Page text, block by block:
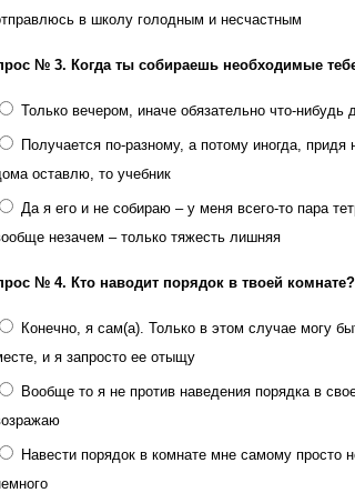
в школу голодным и несчастным
№ 3. Когда ты собираешь необходимые
Только вечером, иначе обязательно что-нибудь
Получается по-разному, а потому иногда,
оставлю, то учебник
Да я его и не собираю – у меня всего-то пара
незачем – только тяжесть лишняя
№ 4. Кто наводит порядок в твоей комнате?
Конечно, я сам(а). Только в этом случае могу
и я запросто ее отыщу
Вообще то я не против наведения порядка в
Навести порядок в комнате мне самому просто